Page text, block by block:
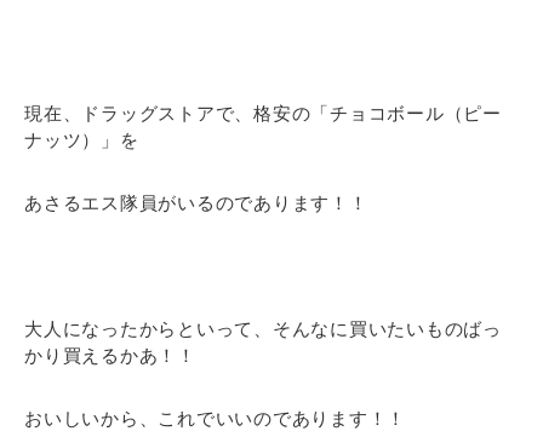
現在、ドラッグストアで、格安の「チョコボール（ピー
ナッツ）」を
あさるエス隊員がいるのであります！！
大人になったからといって、そんなに買いたいものばっ
かり買えるかあ！！
おいしいから、これでいいのであります！！